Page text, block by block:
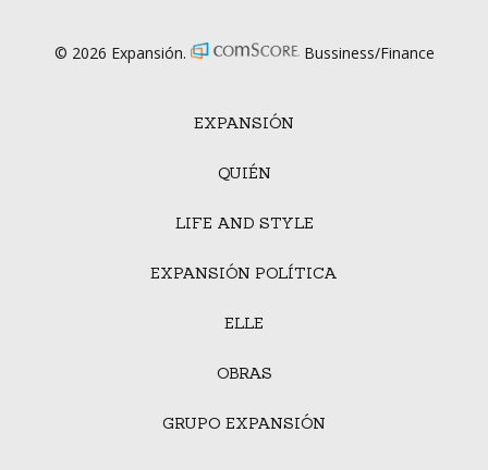
EXPANSIÓN
QUIÉN
LIFE AND STYLE
EXPANSIÓN POLÍTICA
ELLE
OBRAS
GRUPO EXPANSIÓN
© 2026 Expansión. Bussiness/Finance